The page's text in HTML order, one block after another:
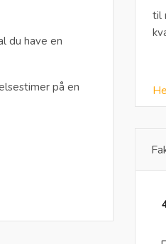
du have en
på en
til